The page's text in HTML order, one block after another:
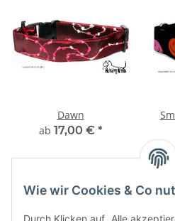
Dawn
ab 17,00 € *
Wie wir Cookies & Co